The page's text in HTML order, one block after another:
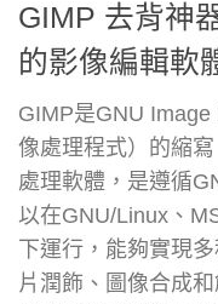
GIMP 去背神
的影像編輯軟
GIMP是GNU
像處理程式）的縮
處理軟體，是遵循
以在GNU/Linux、
下運行，能夠實現
片潤飾、圖像合成